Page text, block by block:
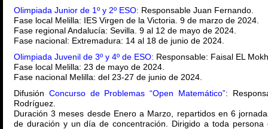
Olimpiada Junior de 1º y 2º ESO: Responsable Juan Fernando.
Fase local Melilla: IES Virgen de la Victoria. 9 de marzo de 2024.
Fase regional Andalucía: Sevilla. 9 al 12 de mayo de 2024.
Fase nacional: Extremadura: 14 al 18 de junio de 2024.
Olimpiada Juvenil de 3º y 4º de ESO: Responsable: Faisal EL
Fase local Melilla: 23 de mayo de 2024.
Fase nacional Melilla: del 23-27 de junio de 2024.
Difusión Concurso de Problemas “Open Matemático”:
Rodríguez.
Duración 3 meses desde Enero a Marzo, repartidos en 6
de duración y un día de concentración. Dirigido a toda